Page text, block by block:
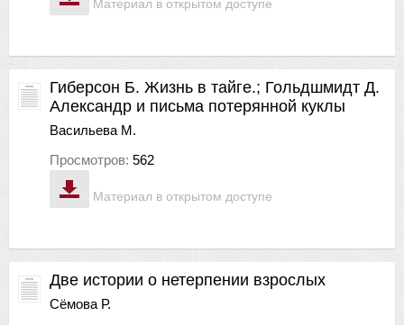
Материал в открытом доступе
Материал в открытом доступе
Гиберсон Б. Жизнь в тайге.; Гольдшмидт Д.
Александр и письма потерянной куклы
Васильева М.
Просмотров: 562
Две истории о нетерпении взрослых
Сёмова Р.